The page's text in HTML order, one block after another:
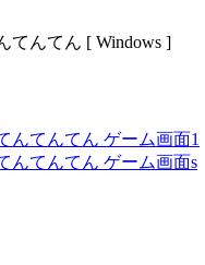
てんてん [ Windows ]